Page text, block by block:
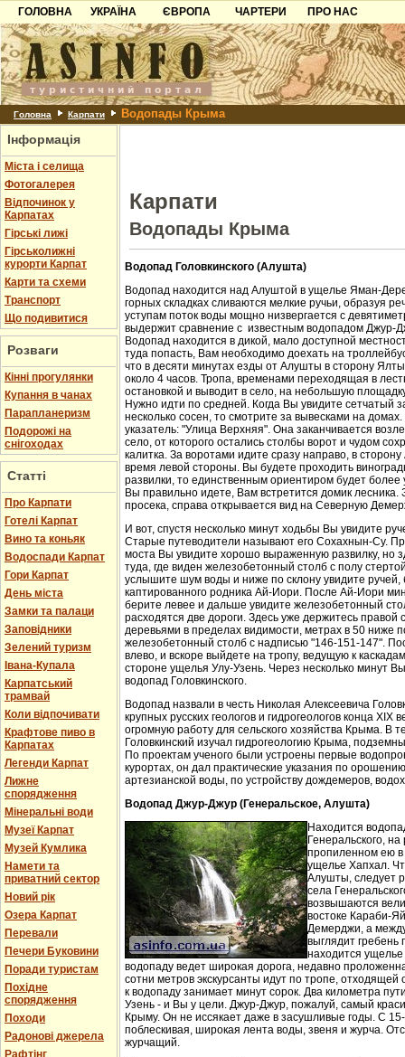
ГОЛОВНА
УКРАЇНА
Карпати
Азов
Причорноморря
Шацьк
ЄВРОПА
Чорногорія
Хорватія
Болгарія
Албанія
ЧАРТЕРИ
ПРО НАС
Контакти
Партнерам
Додати готель
Головна Карпати Водопады Крыма
Інформація
Міста і селища
Фотогалерея
Відпочинок у
Карпатах
Гірські лижі
Гірськолижні
курорти Карпат
Карти та схеми
Транспорт
Що подивитися
Розваги
Кінні прогулянки
Купання в чанах
Парапланеризм
Подорожі на
снігоходах
Статті
Про Карпати
Готелі Карпат
Вино та коньяк
Водоспади Карпат
Гори Карпат
День міста
Замки та палаци
Заповідники
Зелений туризм
Івана-Купала
Карпатський
трамвай
Коли відпочивати
Крафтове пиво в
Карпатах
Легенди Карпат
Лижне
спорядження
Мінеральні води
Музеї Карпат
Музей Кумлика
Намети та
приватний сектор
Новий рік
Озера Карпат
Перевали
Печери Буковини
Поради туристам
Похідне
спорядження
Походи
Радонові джерела
Рафтінг
Карпати
Водопады Крыма
Водопад Головкинского (Алушта)
Водопад находится над Алуштой в ущелье Яман-
горных складках сливаются мелкие ручьи, образуя
уступам поток воды мощно низвергается с
выдержит сравнение с известным водопадом Джур-
Водопад находится в дикой, мало доступной
туда попасть, Вам необходимо доехать на
что в десяти минутах езды от Алушты в сторону
около 4 часов. Тропа, временами переходящая в
остановкой и выводит в село, на небольшую
Нужно идти по средней. Когда Вы увидите сетчатый
несколько сосен, то смотрите за вывесками на
указатель: "Улица Верхняя". Она заканчивается
село, от которого остались столбы ворот и чудом
калитка. За воротами идите сразу направо, в
время левой стороны. Вы будете проходить
развилки, то единственным ориентиром будет более
Вы правильно идете, Вам встретится домик лесника.
просека, справа открывается вид на Северную
И вот, спустя несколько минут ходьбы Вы увидите
Старые путеводители называют его Сохахнын-Су.
моста Вы увидите хорошо выраженную развилку, но
туда, где виден железобетонный столб с полу
услышите шум воды и ниже по склону увидите
каптированного родника Ай-Иори. После Ай-Иори
берите левее и дальше увидите железобетонный
расходятся две дороги. Здесь уже держитесь правой
деревьями в пределах видимости, метрах в 50 ниже
железобетонный столб с надписью "146-151-147".
влево, и вскоре выйдете на тропу, ведущую к
стороне ущелья Улу-Узень. Через несколько минут
водопад Головкинского.
Водопад назвали в честь Николая Алексеевича
крупных русских геологов и гидрогеологов конца XIX
огромную работу для сельского хозяйства Крыма. В
Головкинский изучал гидрогеологию Крыма,
По проектам ученого были устроены первые
курортах, он дал практические указания по
артезианской воды, по устройству дождемеров,
Водопад Джур-Джур (Генеральское, Алушта)
Находится
Генеральского,
пропиленном ею в
ущелье Хапхал.
Алушты, следует
села
возвышаются
востоке Караби-
Демерджи, а
выглядит гребень
находится
водопаду ведет широкая дорога, недавно
сотни метров экскурсанты идут по тропе, отходящей
к водопаду занимает минут сорок. Два километра
Узень - и Вы у цели. Джур-Джур, пожалуй, самый
Крыму. Он не иссякает даже в засушливые годы. С
поблескивая, широкая лента воды, звеня и журча.
журчащий.